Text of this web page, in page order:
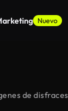
Nuevo
de